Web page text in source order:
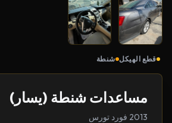
قطع الهيكل شنطة
مساعدات شنطة (يسار)
2013 فورد تورس